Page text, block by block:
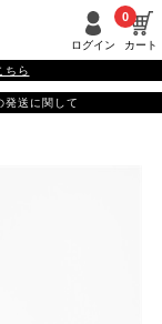
ログイン カート
0
ちら
送に関して